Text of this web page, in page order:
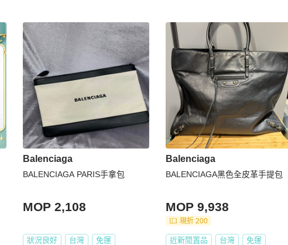
Balenciaga
BALENCIAGA PARIS手拿包
MOP 2,108
狀況良好 台灣 免運
Balenciaga
BALENCIAGA黑色全皮革手提包
MOP 9,938
現折 200
近新閒置品 台灣 免運